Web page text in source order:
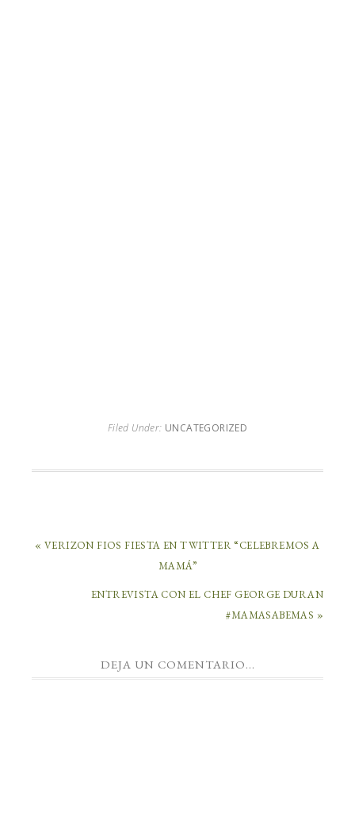
Filed Under: UNCATEGORIZED
« VERIZON FIOS FIESTA EN TWITTER “CELEBREMOS A
MAMÁ”
ENTREVISTA CON EL CHEF GEORGE DURAN
#MAMASABEMAS »
DEJA UN COMENTARIO...